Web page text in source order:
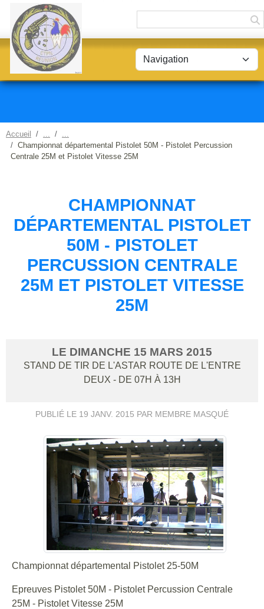
Accueil
Championnat départemental Pistolet 50M - Pistolet Percussion
Centrale 25M et Pistolet Vitesse 25M
CHAMPIONNAT
DÉPARTEMENTAL PISTOLET
50M - PISTOLET
PERCUSSION CENTRALE
25M ET PISTOLET VITESSE
25M
LE DIMANCHE 15 MARS 2015
STAND DE TIR DE L'ASTAR ROUTE DE L'ENTRE
DEUX - DE 07H À 13H
PUBLIÉ LE 19 JANV. 2015 PAR MEMBRE MASQUÉ
Championnat départemental Pistolet 25-50M
Epreuves Pistolet 50M - Pistolet Percussion Centrale
25M - Pistolet Vitesse 25M
Panneau de gestion des cookies